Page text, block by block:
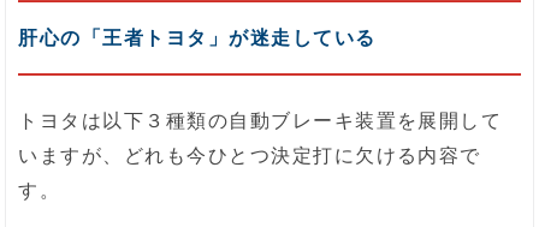
肝心の「王者トヨタ」が迷走している
トヨタは以下３種類の自動ブレーキ装置を展開して
いますが、どれも今ひとつ決定打に欠ける内容で
す。